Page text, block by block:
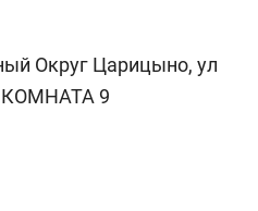
Округ Царицыно, ул
КОМНАТА 9